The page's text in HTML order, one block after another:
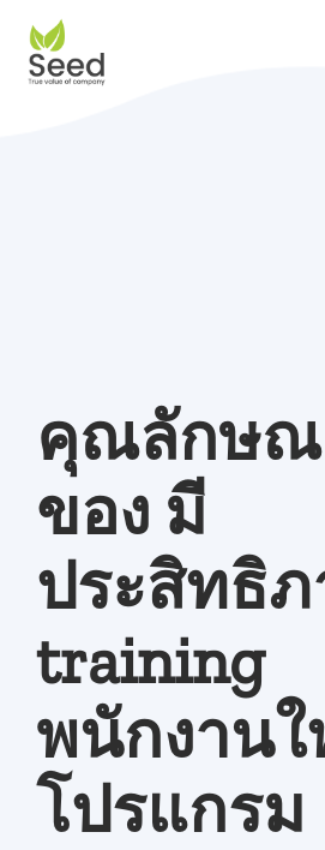
content
หน้าแรก
คู่มือ
ดาวน์โหลด
สมัครใช้บริการ
คุณลักษณ
ของ มี
ประสิทธิ
training
พนักงาน
โปรแกรม